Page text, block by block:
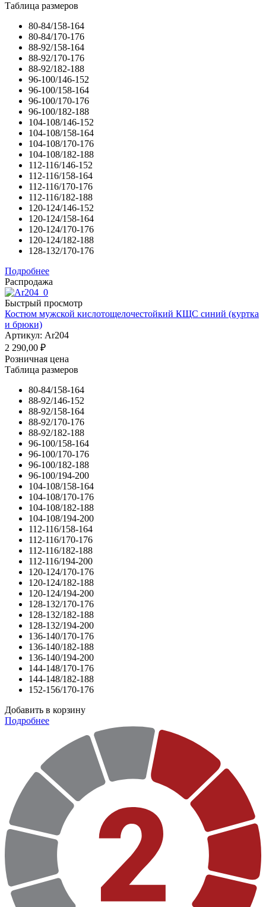
Таблица размеров
80-84/158-164
80-84/170-176
88-92/158-164
88-92/170-176
88-92/182-188
96-100/146-152
96-100/158-164
96-100/170-176
96-100/182-188
104-108/146-152
104-108/158-164
104-108/170-176
104-108/182-188
112-116/146-152
112-116/158-164
112-116/170-176
112-116/182-188
120-124/146-152
120-124/158-164
120-124/170-176
120-124/182-188
128-132/170-176
Подробнее
Распродажа
Быстрый просмотр
Костюм мужской кислотощелочестойкий КЩС синий (куртка
и брюки)
Артикул: Ar204
2 290,00 ₽
Розничная цена
Таблица размеров
80-84/158-164
88-92/146-152
88-92/158-164
88-92/170-176
88-92/182-188
96-100/158-164
96-100/170-176
96-100/182-188
96-100/194-200
104-108/158-164
104-108/170-176
104-108/182-188
104-108/194-200
112-116/158-164
112-116/170-176
112-116/182-188
112-116/194-200
120-124/170-176
120-124/182-188
120-124/194-200
128-132/170-176
128-132/182-188
128-132/194-200
136-140/170-176
136-140/182-188
136-140/194-200
144-148/170-176
144-148/182-188
152-156/170-176
Добавить в корзину
Подробнее